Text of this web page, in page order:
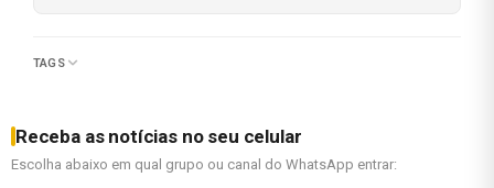
TAGS
Receba as notícias no seu celular
Escolha abaixo em qual grupo ou canal do WhatsApp entrar: